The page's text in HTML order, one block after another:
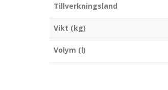
Tillverkningsland
Vikt (kg)
Volym (l)